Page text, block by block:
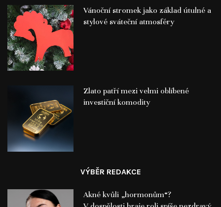
Vánoční stromek jako základ útulné a
stylové sváteční atmosféry
Zlato patří mezi velmi oblíbené
investiční komodity
VÝBĚR REDAKCE
Akné kvůli „hormonům“?